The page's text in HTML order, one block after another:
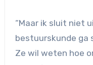
“Maar ik sluit niet
bestuurskunde ga
Ze wil weten hoe